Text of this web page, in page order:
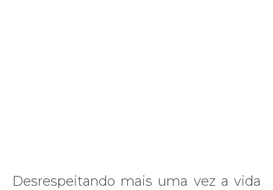
Desrespeitando mais uma vez a vida